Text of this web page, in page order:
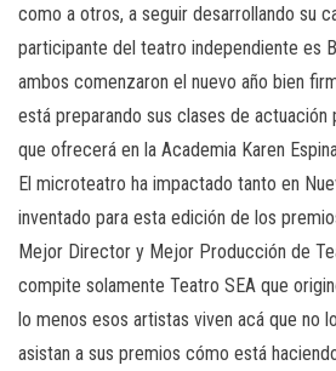
como a otros, a seguir desarrollando su
participante del teatro independiente es
ambos comenzaron el nuevo año bien
está preparando sus clases de actuación
que ofrecerá en la Academia Karen
El microteatro ha impactado tanto en
inventado para esta edición de los
Mejor Director y Mejor Producción de
compite solamente Teatro SEA que
lo menos esos artistas viven acá que no
asistan a sus premios cómo está